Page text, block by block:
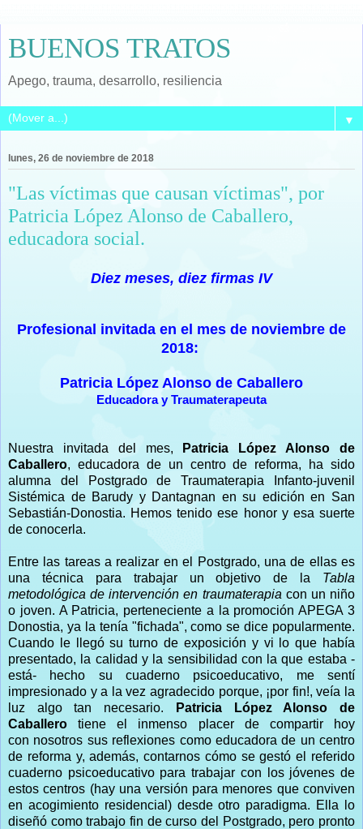
BUENOS TRATOS
Apego, trauma, desarrollo, resiliencia
▼
lunes, 26 de noviembre de 2018
"Las víctimas que causan víctimas", por
Patricia López Alonso de Caballero,
educadora social.
Diez meses, diez firmas IV
Profesional invitada en el mes de noviembre de
2018:
Patricia López Alonso de Caballero
Educadora y Traumaterapeuta
Nuestra invitada del mes, Patricia López Alonso de
Caballero, educadora de un centro de reforma, ha sido
alumna del Postgrado de Traumaterapia Infanto-juvenil
Sistémica de Barudy y Dantagnan en su edición en San
Sebastián-Donostia. Hemos tenido ese honor y esa suerte
de conocerla.
Entre las tareas a realizar en el Postgrado, una de ellas es
una técnica para trabajar un objetivo de la Tabla
metodológica de intervención en traumaterapia con un niño
o joven. A Patricia, perteneciente a la promoción APEGA 3
Donostia, ya la tenía "fichada", como se dice popularmente.
Cuando le llegó su turno de exposición y vi lo que había
presentado, la calidad y la sensibilidad con la que estaba -
está- hecho su cuaderno psicoeducativo, me sentí
impresionado y a la vez agradecido porque, ¡por fin!, veía la
luz algo tan necesario.
Patricia López Alonso de
Caballerotiene el inmenso placer de compartir hoy
con nosotros sus reflexiones como educadora de un centro
de reforma y, además, contarnos cómo se gestó el referido
cuaderno psicoeducativo para trabajar con los jóvenes de
estos centros (hay una versión para menores que conviven
en acogimiento residencial) desde otro paradigma. Ella lo
diseñó como trabajo fin de curso del Postgrado, pero pronto